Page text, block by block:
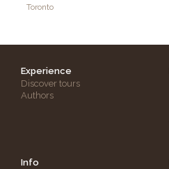
Toronto
Experience
Discover tours
Authors
Info